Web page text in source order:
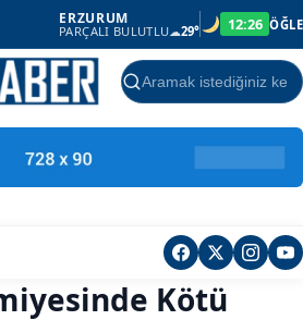
ERZURUM
PARÇALI BULUTLU☁29° 12:26 ÖĞLE
Ara
Kötü